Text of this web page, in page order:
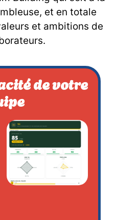
et en totale
et ambitions de
de votre